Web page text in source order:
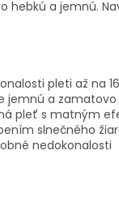
hebkú a jemnú.
pleti až na
jemnú a zamatovo
pleť s matným
slnečného
nedokonalosti